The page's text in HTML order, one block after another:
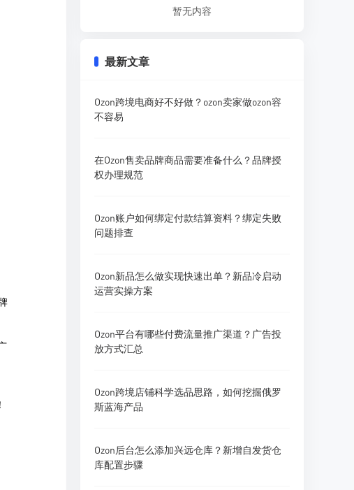
暂无内容
最新文章
Ozon跨境电商好不好做？ozon卖家做ozon容
不容易
在Ozon售卖品牌商品需要准备什么？品牌授
权办理规范
Ozon账户如何绑定付款结算资料？绑定失败
问题排查
Ozon新品怎么做实现快速出单？新品冷启动
运营实操方案
Ozon平台有哪些付费流量推广渠道？广告投
放方式汇总
Ozon跨境店铺科学选品思路，如何挖掘俄罗
斯蓝海产品
Ozon后台怎么添加兴远仓库？新增自发货仓
库配置步骤